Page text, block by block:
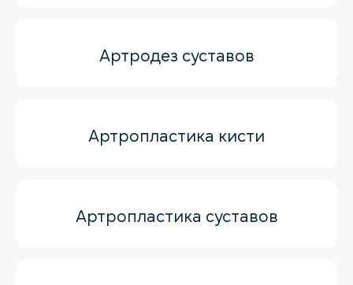
Артродез суставов
Артропластика кисти
Артропластика суставов